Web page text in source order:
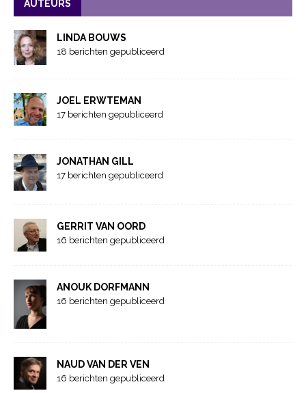
AUTEURS
LINDA BOUWS
18 berichten gepubliceerd
JOEL ERWTEMAN
17 berichten gepubliceerd
JONATHAN GILL
17 berichten gepubliceerd
GERRIT VAN OORD
16 berichten gepubliceerd
ANOUK DORFMANN
16 berichten gepubliceerd
NAUD VAN DER VEN
16 berichten gepubliceerd